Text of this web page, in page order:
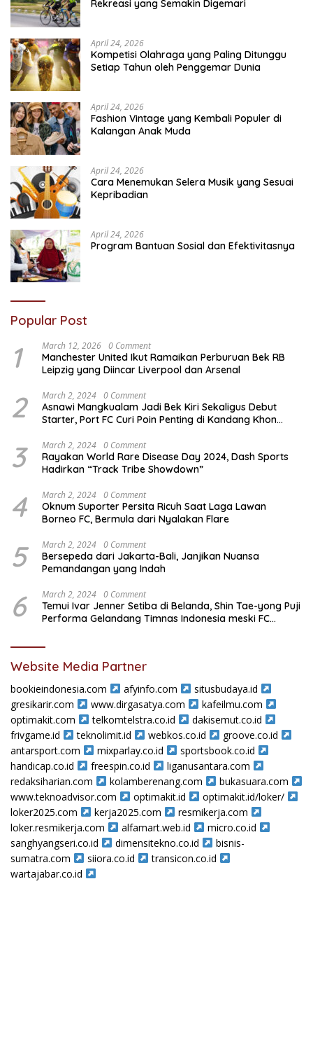
Rekreasi yang Semakin Digemari
April 24, 2026
Kompetisi Olahraga yang Paling Ditunggu
Setiap Tahun oleh Penggemar Dunia
April 24, 2026
Fashion Vintage yang Kembali Populer di
Kalangan Anak Muda
April 24, 2026
Cara Menemukan Selera Musik yang Sesuai
Kepribadian
April 24, 2026
Program Bantuan Sosial dan Efektivitasnya
Popular Post
1 March 12, 2026 0 Comment
Manchester United Ikut Ramaikan Perburuan Bek RB
Leipzig yang Diincar Liverpool dan Arsenal
2 March 2, 2024 0 Comment
Asnawi Mangkualam Jadi Bek Kiri Sekaligus Debut
Starter, Port FC Curi Poin Penting di Kandang Khon
3 March 2, 2024 0 Comment
Rayakan World Rare Disease Day 2024, Dash Sports
Hadirkan “Track Tribe Showdown”
4 March 2, 2024 0 Comment
Oknum Suporter Persita Ricuh Saat Laga Lawan
Borneo FC, Bermula dari Nyalakan Flare
5 March 2, 2024 0 Comment
Bersepeda dari Jakarta-Bali, Janjikan Nuansa
Pemandangan yang Indah
6 March 2, 2024 0 Comment
Temui Ivar Jenner Setiba di Belanda, Shin Tae-yong Puji
Performa Gelandang Timnas Indonesia meski FC
Website Media Partner
bookieindonesia.com afyinfo.com
situsbudaya.id
gresikarir.com
www.dirgasatya.com
kafeilmu.com
optimakit.com
telkomtelstra.co.id
dakisemut.co.id
frivgame.id
teknolimit.id webkos.co.id
groove.co.id
antarsport.com
mixparlay.co.id
sportsbook.co.id
handicap.co.id
freespin.co.id
liganusantara.com
redaksiharian.com
kolamberenang.com
bukasuara.com
www.teknoadvisor.com
optimakit.id
optimakit.id/loker/
loker2025.com
kerja2025.com
resmikerja.com
loker.resmikerja.com
alfamart.web.id
micro.co.id
sanghyangseri.co.id
dimensitekno.co.id
bisnis-
sumatra.com
siiora.co.id
transicon.co.id
wartajabar.co.id